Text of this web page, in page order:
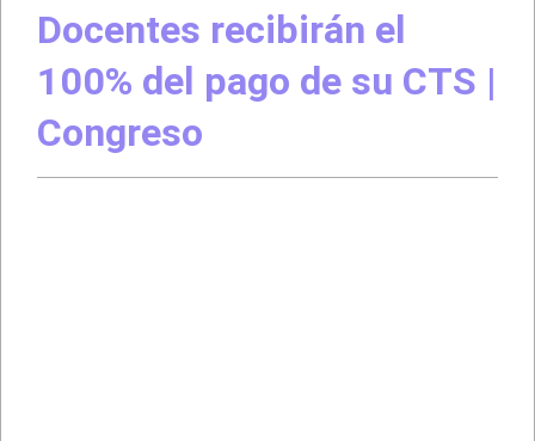
Docentes recibirán el
100% del pago de su CTS |
Congreso